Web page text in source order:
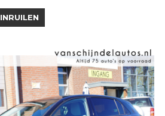
INRUILEN